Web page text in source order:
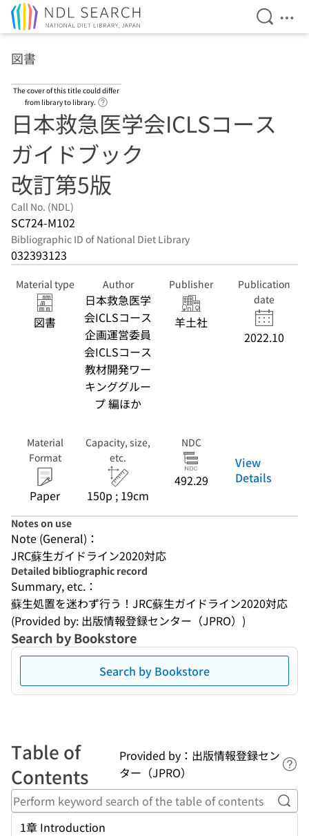
Open
図書
The cover of this title could differ
from library to library.
日本救急医学会ICLSコース
ガイドブック
改訂第5版
Call No. (NDL)
SC724-M102
Bibliographic ID of National Diet Library
032393123
Material type
図書
Author
日本救急医学
会ICLSコース
企画運営委員
会ICLSコース
教材開発ワー
キンググルー
プ 編ほか
Publisher
羊土社
Publication
date
2022.10
Material
Format
Paper
Capacity, size,
etc.
150p ; 19cm
NDC
492.29
View
Details
Notes on use
Note (General)：
JRC蘇生ガイドライン2020対応
Detailed bibliographic record
Summary, etc.：
蘇生処置を迷わず行う！JRC蘇生ガイドライン2020対応
(Provided by: 出版情報登録センター（JPRO）)
Search by Bookstore
Search by Bookstore
Table of
Contents
Provided by：出版情報登録セン
ター（JPRO）
1章 Introduction